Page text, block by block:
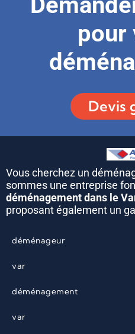
pour
Devis
Vous cherchez un
sommes une entreprise
déménagement dans le
proposant également un
déménageur
var
déménagement
var